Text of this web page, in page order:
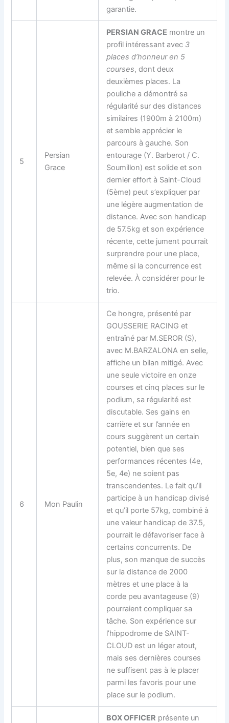
garantie.
5
Persian
Grace
PERSIAN GRACE montre un
profil intéressant avec 3
places d’honneur en 5
courses, dont deux
deuxièmes places. La
pouliche a démontré sa
régularité sur des distances
similaires (1900m à 2100m)
et semble apprécier le
parcours à gauche. Son
entourage (Y. Barberot / C.
Soumillon) est solide et son
dernier effort à Saint-Cloud
(5ème) peut s’expliquer par
une légère augmentation de
distance. Avec son handicap
de 57.5kg et son expérience
récente, cette jument pourrait
surprendre pour une place,
même si la concurrence est
relevée. À considérer pour le
trio.
6 Mon Paulin
Ce hongre, présenté par
GOUSSERIE RACING et
entraîné par M.SEROR (S),
avec M.BARZALONA en selle,
affiche un bilan mitigé. Avec
une seule victoire en onze
courses et cinq places sur le
podium, sa régularité est
discutable. Ses gains en
carrière et sur l’année en
cours suggèrent un certain
potentiel, bien que ses
performances récentes (4e,
5e, 4e) ne soient pas
transcendentes. Le fait qu’il
participe à un handicap divisé
et qu’il porte 57kg, combiné à
une valeur handicap de 37.5,
pourrait le défavoriser face à
certains concurrents. De
plus, son manque de succès
sur la distance de 2000
mètres et une place à la
corde peu avantageuse (9)
pourraient compliquer sa
tâche. Son expérience sur
l’hippodrome de SAINT-
CLOUD est un léger atout,
mais ses dernières courses
ne suffisent pas à le placer
parmi les favoris pour une
place sur le podium.
BOX OFFICER présente un